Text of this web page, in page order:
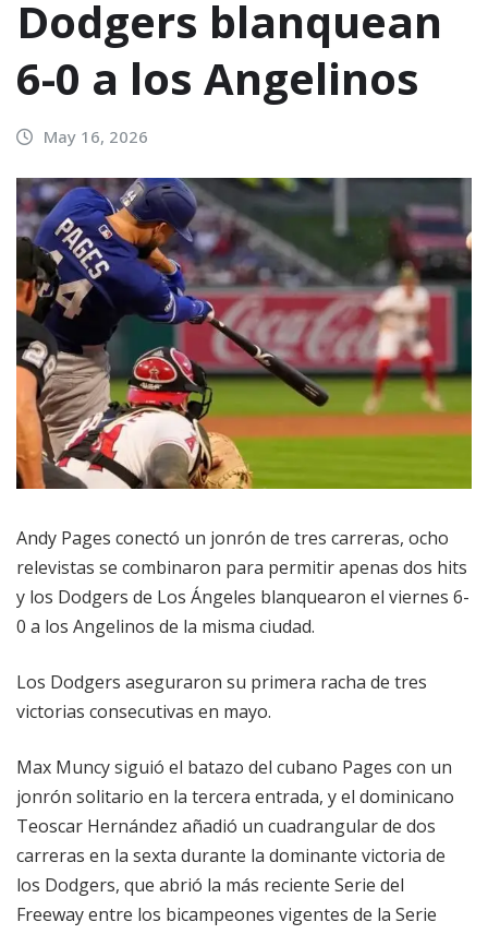
Dodgers blanquean
6-0 a los Angelinos
May 16, 2026
Andy Pages conectó un jonrón de tres carreras, ocho
relevistas se combinaron para permitir apenas dos hits
y los Dodgers de Los Ángeles blanquearon el viernes 6-
0 a los Angelinos de la misma ciudad.
Los Dodgers aseguraron su primera racha de tres
victorias consecutivas en mayo.
Max Muncy siguió el batazo del cubano Pages con un
jonrón solitario en la tercera entrada, y el dominicano
Teoscar Hernández añadió un cuadrangular de dos
carreras en la sexta durante la dominante victoria de
los Dodgers, que abrió la más reciente Serie del
Freeway entre los bicampeones vigentes de la Serie